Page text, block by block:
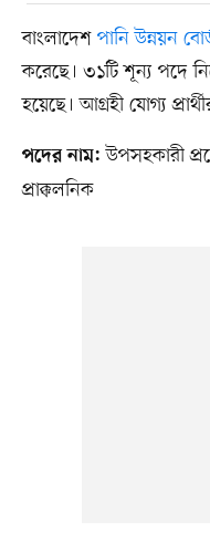
বাংলাদেশ পানি উন্নয়ন
করেছে। ৩১টি শূন্য পদে
হয়েছে। আগ্রহী যোগ্য
পদের নাম: উপসহকারী
প্রাক্কলনিক